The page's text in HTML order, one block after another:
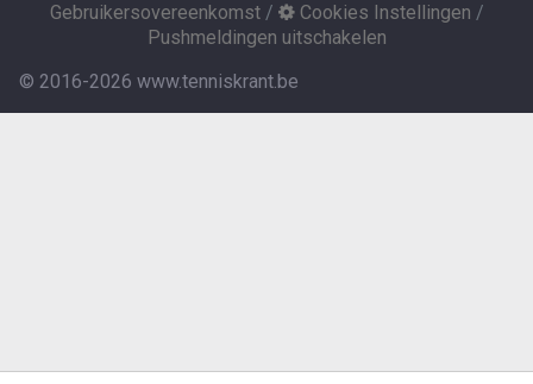
Gebruikersovereenkomst/ Cookies Instellingen /
Pushmeldingen uitschakelen
© 2016-2026 www.tenniskrant.be